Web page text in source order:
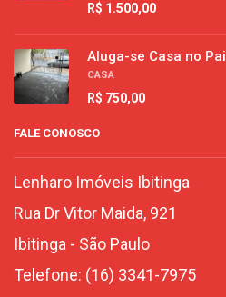
R$ 1.500,00
Aluga-se Casa no
CASA
R$ 750,00
FALE CONOSCO
Lenharo Imóveis Ibitinga
Rua Dr Vitor Maida, 921
Ibitinga - São Paulo
Telefone: (16) 3341-7975